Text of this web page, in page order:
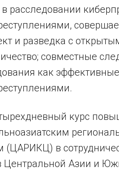
расследовании
и разведка с
совместные
как
курс
(ЦАРИКЦ) в
Центральной Азии и